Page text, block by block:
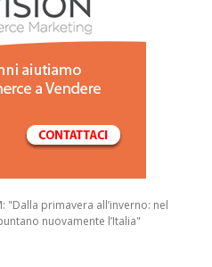
"Dalla primavera all’inverno: nel
nuovamente l’Italia"